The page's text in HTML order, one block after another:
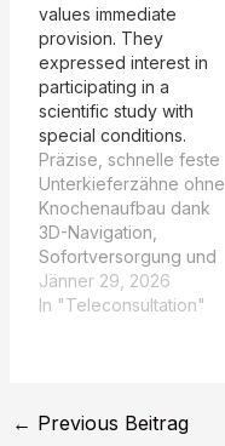
values immediate
provision. They
expressed interest in
participating in a
scientific study with
special conditions.
Präzise, schnelle feste
Unterkieferzähne ohne
Knochenaufbau dank
3D-Navigation,
Sofortversorgung und
Studienkonditionen. So
könnte Ihr
ultrakurze Implantate für
Jänner 29, 2026
In "Teleconsultation"
← Previous Beitrag